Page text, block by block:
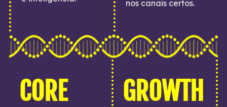
nos canais certos.
CORE GROWTH